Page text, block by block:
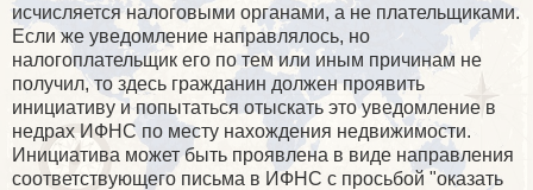
исчисляется налоговыми органами, а не плательщиками.
Если же уведомление направлялось, но
налогоплательщик его по тем или иным причинам не
получил, то здесь гражданин должен проявить
инициативу и попытаться отыскать это уведомление в
недрах ИФНС по месту нахождения недвижимости.
Инициатива может быть проявлена в виде направления
соответствующего письма в ИФНС с просьбой "оказать